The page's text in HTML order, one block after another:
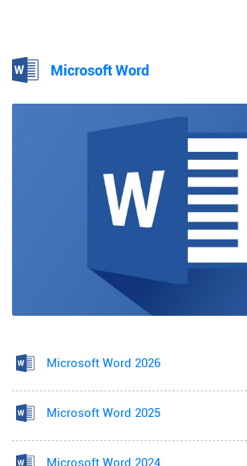
Microsoft Word
Microsoft Word 2026
Microsoft Word 2025
Microsoft Word 2024